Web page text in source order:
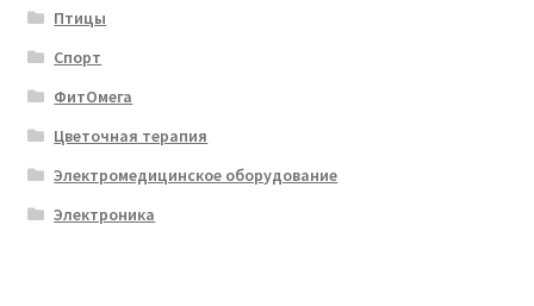
Птицы
Спорт
ФитОмега
Цветочная терапия
Электромедицинское оборудование
Электроника